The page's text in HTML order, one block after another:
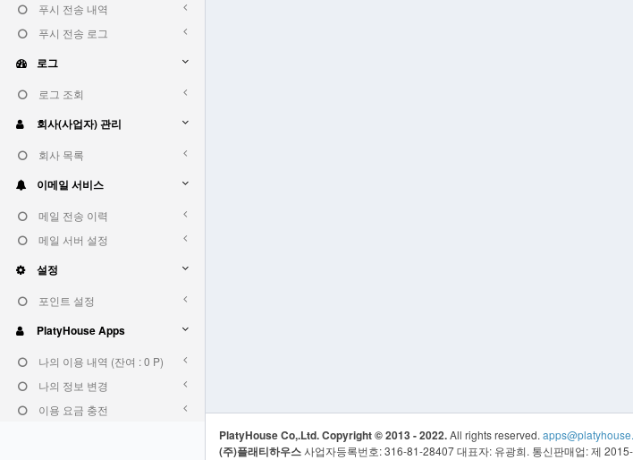
푸시 전송 내역
푸시 전송 로그
로그
로그 조회
회사(사업자) 관리
회사 목록
이메일 서비스
메일 전송 이력
메일 서버 설정
설정
포인트 설정
PlatyHouse Apps
나의 이용 내역 (잔여 : 0 P)
나의 정보 변경
이용 요금 충전
PlatyHouse Co,.Ltd. Copyright © 2013 - 2022.All rights reserved.
(주)플래티하우스사업자등록번호: 316-81-28407 대표자: 유광희. 통신판매업: 제